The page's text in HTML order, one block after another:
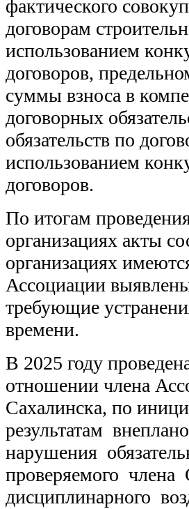
фактического
договорам
использованием
договоров,
суммы взноса в
договорных
обязательств по
использованием
договоров.
По итогам
организациях акты
организациях
Ассоциации
требующие
времени.
В 2025 году
отношении члена
Сахалинска, по
результатам
нарушения
проверяемого
дисциплинарного